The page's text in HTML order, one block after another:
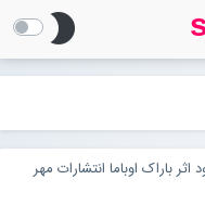
brightness_2
باراک اوباما انتشارات مهر